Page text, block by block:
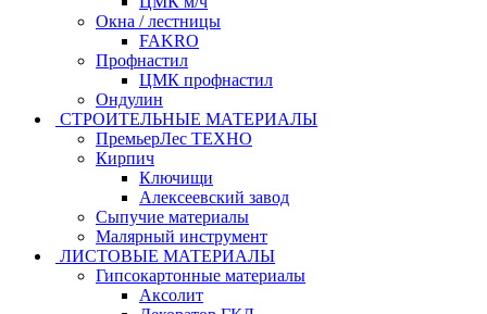
Окна / лестницы
FAKRO
Профнастил
ЦМК профнастил
Ондулин
СТРОИТЕЛЬНЫЕ МАТЕРИАЛЫ
ПремьерЛес ТЕХНО
Кирпич
Ключищи
Алексеевский завод
Сыпучие материалы
Малярный инструмент
ЛИСТОВЫЕ МАТЕРИАЛЫ
Гипсокартонные материалы
Аксолит